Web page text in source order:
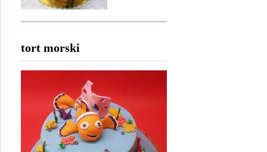
tort morski